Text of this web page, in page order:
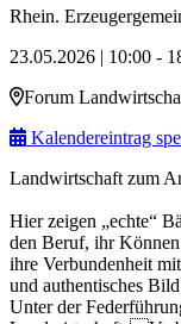
Rhein.
23.05.2026 | 10:00 -
Forum
Kalendereintrag
Landwirtschaft zum
Hier zeigen „echte“
den Beruf, ihr
ihre Verbundenheit
und authentisches
Unter der